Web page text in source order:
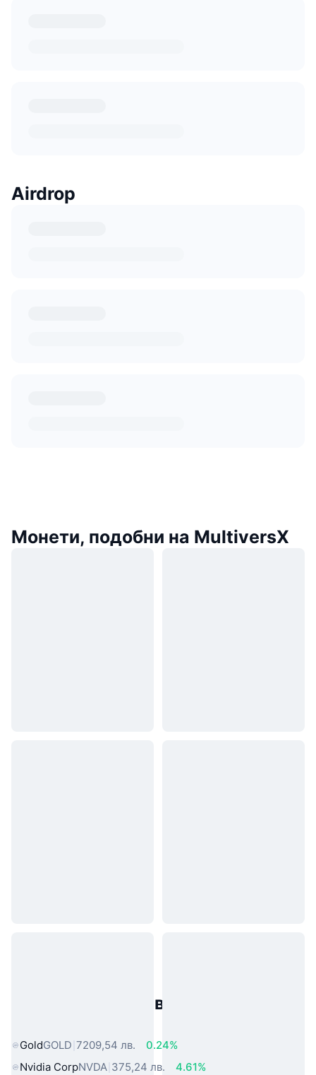
Airdrop
Монети, подобни на MultiversX
Популярни активи от реалния
GoldGOLD 7209,54 лв.
0.24%
Nvidia CorpNVDA 375,24 лв.
4.61%